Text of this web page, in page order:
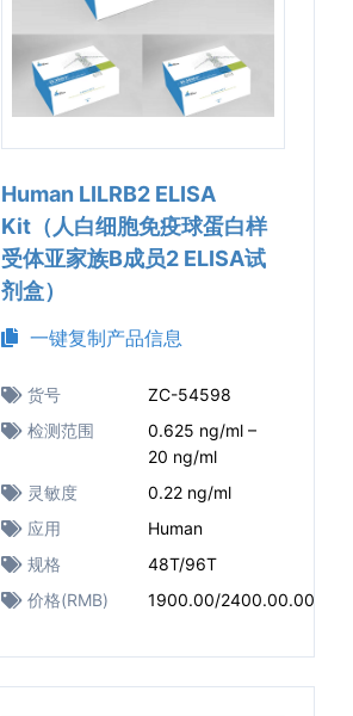
Human LILRB2 ELISA
Kit（人白细胞免疫球蛋白样
受体亚家族B成员2 ELISA试
剂盒）
一键复制产品信息
货号
ZC-54598
检测范围
0.625 ng/ml –
20 ng/ml
灵敏度
0.22 ng/ml
应用
Human
规格
48T/96T
价格(RMB)
1900.00/2400.00.00